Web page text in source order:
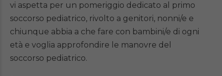
vi aspetta per un pomeriggio dedicato al primo
soccorso pediatrico, rivolto a genitori, nonni/e e
chiunque abbia a che fare con bambini/e di ogni
età e voglia approfondire le manovre del
soccorso pediatrico.